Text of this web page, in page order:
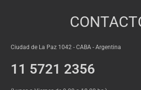
Ciudad de La Paz 1042 - CABA - Argentina
11 5721 2356